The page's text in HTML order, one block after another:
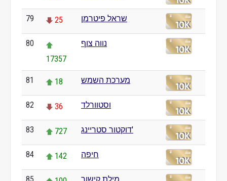
79 25 שראל פיטרמן
80
17357
נווה צוף
81 18 מערכת השמש
82 36 וסטוורלד
83 727 דוקטור סטריינג'
84 142 חיפה